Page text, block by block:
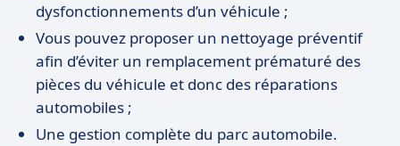
dysfonctionnements d’un véhicule ;
Vous pouvez proposer un nettoyage préventif
afin d’éviter un remplacement prématuré des
pièces du véhicule et donc des réparations
automobiles ;
Une gestion complète du parc automobile.